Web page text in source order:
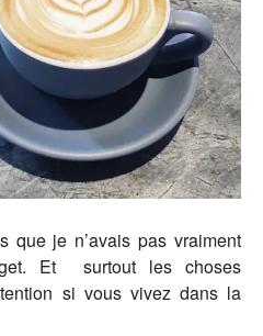
que je n’avais pas vraiment
Et surtout les choses
si vous vivez dans la